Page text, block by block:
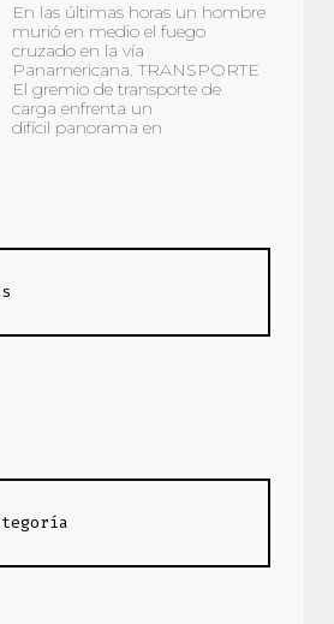
En las últimas horas un hombre
murió en medio el fuego
cruzado en la vía
Panamericana. TRANSPORTE
El gremio de transporte de
carga enfrenta un
difícil panorama en